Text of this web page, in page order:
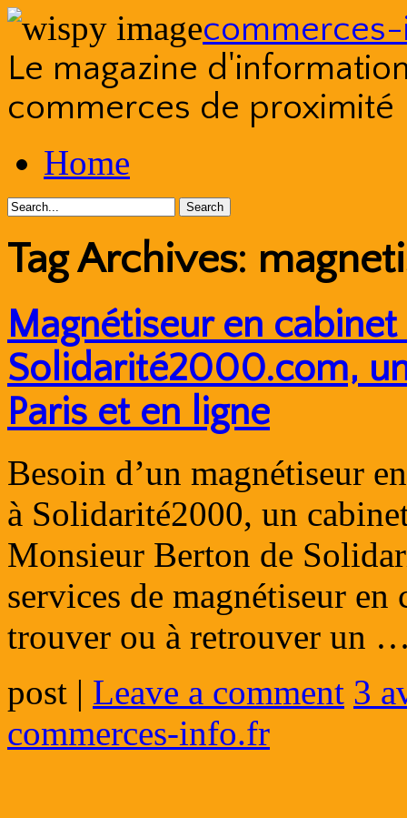
Le magazine
commerces de proximité
to
contentHome
Tag Archives:
Magnétiseur en
Solidarité2000.com,
Paris et en ligne
Besoin d’un magnétiseur
à Solidarité2000, un
Monsieur Berton de
services de magnétiseur
trouver ou à retrouver un
post | Leave a comment 3
commerces-info.fr